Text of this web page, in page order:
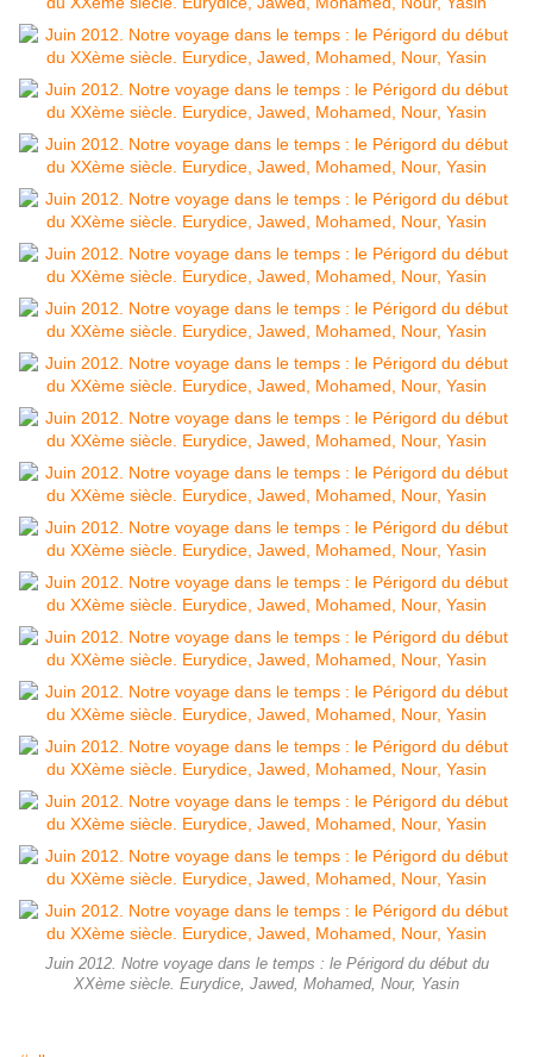
Juin 2012. Notre voyage dans le temps : le Périgord du début du
XXème siècle. Eurydice, Jawed, Mohamed, Nour, Yasin